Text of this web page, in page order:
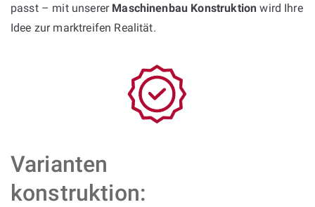
passt – mit unserer Maschinenbau Konstruktion wird Ihre
Idee zur marktreifen Realität.
Varianten
konstruktion: